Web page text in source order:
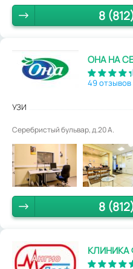
8
ОНА НА
49 отзывов
УЗИ
Серебристый бульвар, д.20 А.
8
КЛИНИКА